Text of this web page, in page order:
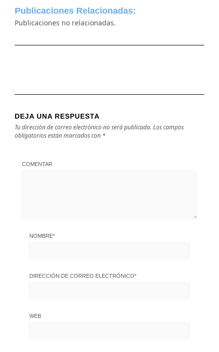
Publicaciones Relacionadas:
Publicaciones no relacionadas.
DEJA UNA RESPUESTA
Tu dirección de correo electrónico no será publicada. Los campos
obligatorios están marcados con *
COMENTAR
NOMBRE*
DIRECCIÓN DE CORREO ELECTRÓNICO*
WEB